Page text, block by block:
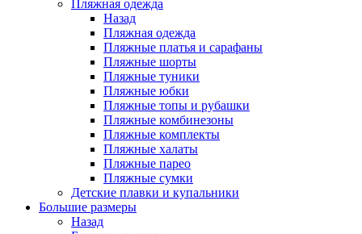
Пляжная одежда
Назад
Пляжная одежда
Пляжные платья и сарафаны
Пляжные шорты
Пляжные туники
Пляжные юбки
Пляжные топы и рубашки
Пляжные комбинезоны
Пляжные комплекты
Пляжные халаты
Пляжные парео
Пляжные сумки
Детские плавки и купальники
Большие размеры
Назад